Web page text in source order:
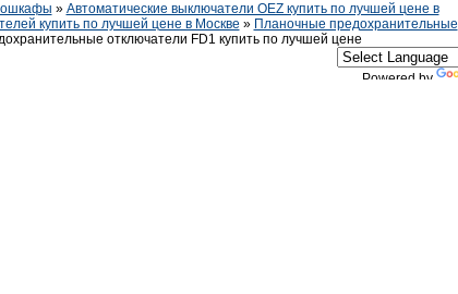
» Автоматические выключатели OEZ купить по лучшей цене в
купить по лучшей цене в Москве » Планочные предохранительные
отключатели FD1 купить по лучшей цене
Powered by